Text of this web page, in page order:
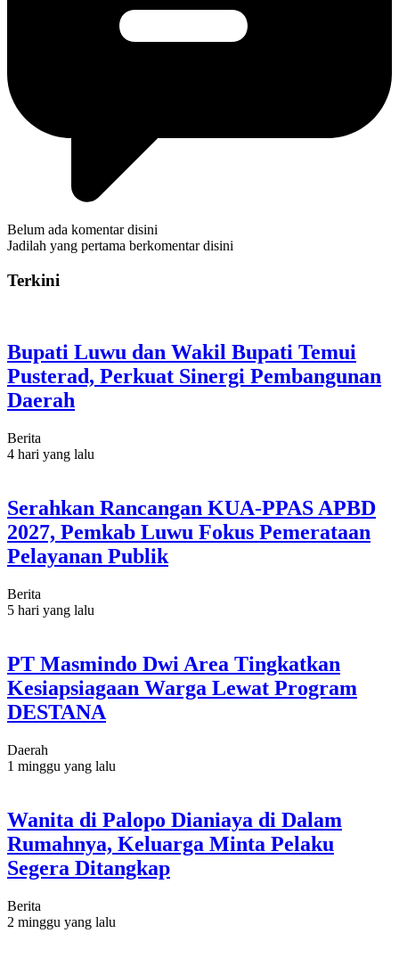
Belum ada komentar disini
Jadilah yang pertama berkomentar disini
Terkini
Bupati Luwu dan Wakil Bupati Temui
Pusterad, Perkuat Sinergi Pembangunan
Daerah
Berita
4 hari yang lalu
Serahkan Rancangan KUA-PPAS APBD
2027, Pemkab Luwu Fokus Pemerataan
Pelayanan Publik
Berita
5 hari yang lalu
PT Masmindo Dwi Area Tingkatkan
Kesiapsiagaan Warga Lewat Program
DESTANA
Daerah
1 minggu yang lalu
Wanita di Palopo Dianiaya di Dalam
Rumahnya, Keluarga Minta Pelaku
Segera Ditangkap
Berita
2 minggu yang lalu